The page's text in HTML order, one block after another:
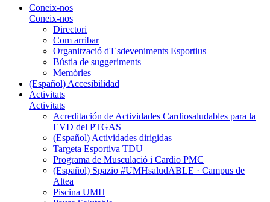
Coneix-nos
Coneix-nos
Directori
Com arribar
Organització d'Esdeveniments Esportius
Bústia de suggeriments
Memòries
(Español) Accesibilidad
Activitats
Activitats
Acreditación de Actividades Cardiosaludables para la
EVD del PTGAS
(Español) Actividades dirigidas
Targeta Esportiva TDU
Programa de Musculació i Cardio PMC
(Español) Spazio #UMHsaludABLE · Campus de
Altea
Piscina UMH